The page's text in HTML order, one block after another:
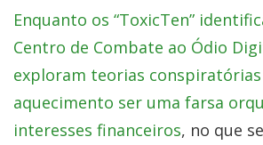
Enquanto os “ToxicTen”
Centro de Combate ao Ódio
exploram teorias
aquecimento ser uma farsa
interesses financeiros, no que